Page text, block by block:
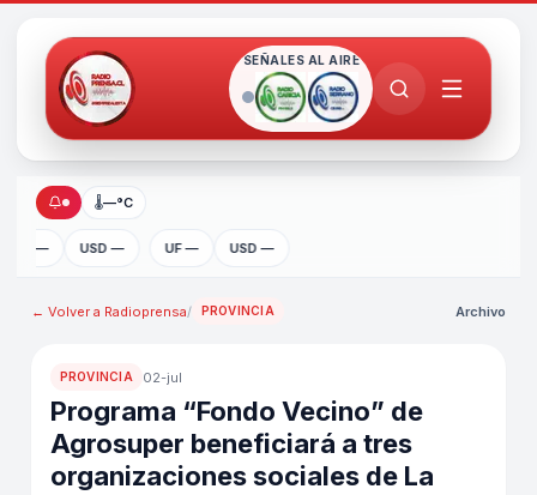
SEÑALES AL AIRE
🌡—°C
UF — USD — UF — USD —
← Volver a Radioprensa/ PROVINCIA Archivo
PROVINCIA 02-jul
Programa “Fondo Vecino” de
Agrosuper beneficiará a tres
organizaciones sociales de La